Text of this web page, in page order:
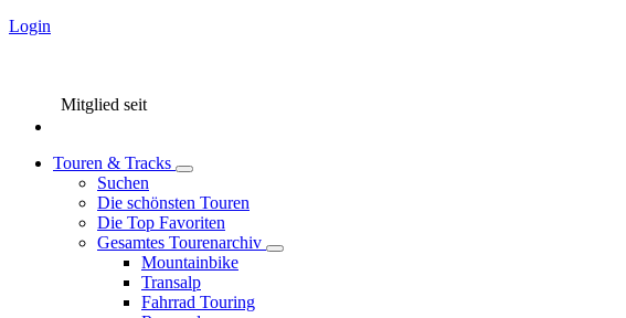
Login
Mitglied seit
Touren & Tracks
Suchen
Die schönsten Touren
Die Top Favoriten
Gesamtes Tourenarchiv
Mountainbike
Transalp
Fahrrad Touring